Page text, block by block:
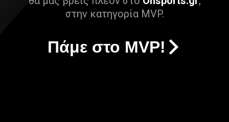
στην κατηγορία MVP.
Πάμε στο MVP!